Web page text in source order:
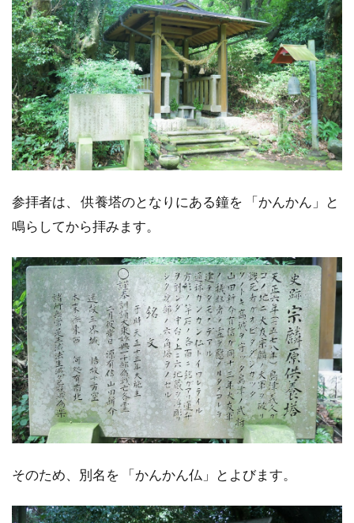
参拝者は、 供養塔のとなりにある鐘を 「かんかん」と
鳴らしてから拝みます。
そのため、別名を 「かんかん仏」とよびます。